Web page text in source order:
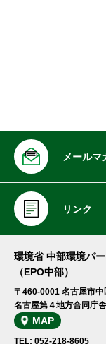
メールマ
リンク
環境省 中部環境パ
（EPO中部）
〒460-0001 名古屋市
名古屋第４地方合同庁
MAP
TEL: 052-218-8605